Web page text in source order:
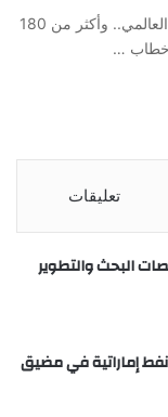
وزير الاتصالات: الابتكار أصبح المؤثر في الاقتصاد العالمي.. وأكثر من 180
خطاب …
تعليقات
البحث والتطوير
إماراتية في مضيق